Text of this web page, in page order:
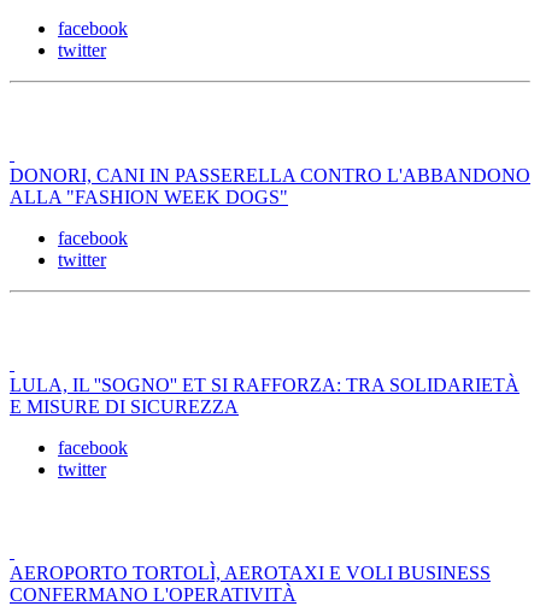
facebook
twitter
DONORI, CANI IN PASSERELLA CONTRO L'ABBANDONO
ALLA "FASHION WEEK DOGS"
facebook
twitter
LULA, IL ''SOGNO'' ET SI RAFFORZA: TRA SOLIDARIETÀ
E MISURE DI SICUREZZA
facebook
twitter
AEROPORTO TORTOLÌ, AEROTAXI E VOLI BUSINESS
CONFERMANO L'OPERATIVITÀ